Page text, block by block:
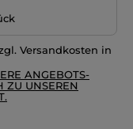
Versandkosten in
ANGEBOTS-
ZU UNSEREN